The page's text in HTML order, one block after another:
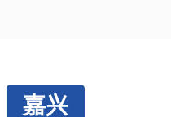
嘉兴